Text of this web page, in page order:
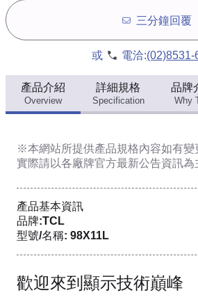
三分鐘回覆
或 電洽:(02)8531-
產品介紹
Overview
詳細規格
Specification
品牌
Why
※本網站所提供產品規格內容如有變
實際請以各廠牌官方最新公告資訊為
產品基本資訊
品牌:TCL
型號/名稱: 98X11L
歡迎來到顯示技術巔峰